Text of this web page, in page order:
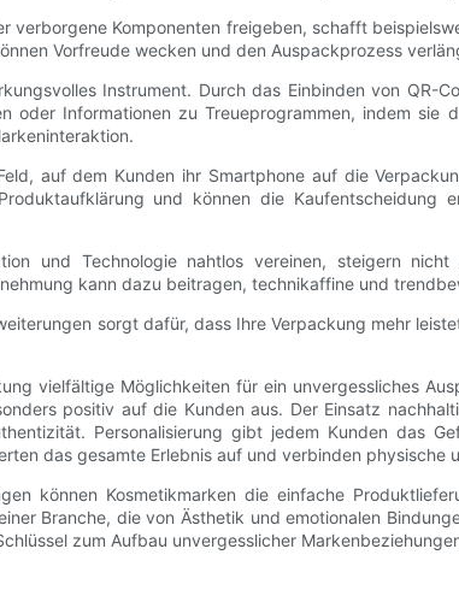
verborgene Komponenten freigeben, schafft
Vorfreude wecken und den Auspackprozess
Instrument. Durch das Einbinden von QR-
oder Informationen zu Treueprogrammen, indem
auf dem Kunden ihr Smartphone auf die
und können die Kaufentscheidung
und Technologie nahtlos vereinen, steigern
kann dazu beitragen, technikaffine und
sorgt dafür, dass Ihre Verpackung mehr
vielfältige Möglichkeiten für ein unvergessliches
positiv auf die Kunden aus. Der Einsatz
Personalisierung gibt jedem Kunden das
das gesamte Erlebnis auf und verbinden physische
können Kosmetikmarken die einfache
Branche, die von Ästhetik und emotionalen
zum Aufbau unvergesslicher